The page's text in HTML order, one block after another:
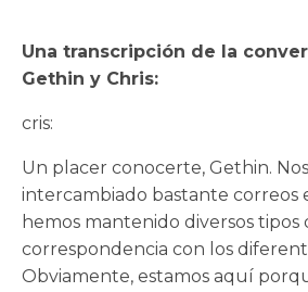
Una transcripción de la
Gethin y Chris:
cris:
Un placer conocerte, Gethin.
intercambiado bastante correos
hemos mantenido diversos tipos
correspondencia con los
Obviamente, estamos aquí